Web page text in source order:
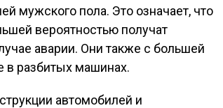
мужского пола. Это означает, что
вероятностью получат
аварии. Они также с большей
в разбитых машинах.
автомобилей и